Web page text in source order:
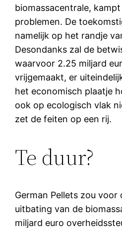
biomassacentrale,
problemen. De
namelijk op het randje
Desondanks zal de
waarvoor 2.25 miljard
vrijgemaakt, er
het economisch plaatje
ook op ecologisch vlak
zet de feiten op een rij.
Te duur?
German Pellets zou voor
uitbating van de
miljard euro